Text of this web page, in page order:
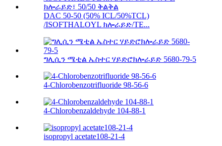
DAC 50-50 (50% ICL/50%TCL)
/ISOFTHALOYL ክሎራይድ/TE...
ግሊሲን ሜቲል ኤስተር ሃይድሮክሎራይድ 5680-79-5
4-Chlorobenzotrifluoride 98-56-6
4-Chlorobenzaldehyde 104-88-1
isopropyl acetate108-21-4